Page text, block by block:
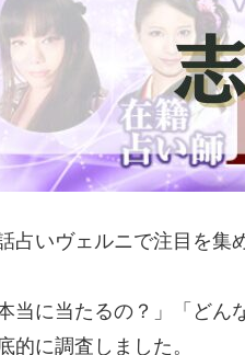
占いヴェルニで注目を集
本当に当たるの？」「どん
的に調査しました。